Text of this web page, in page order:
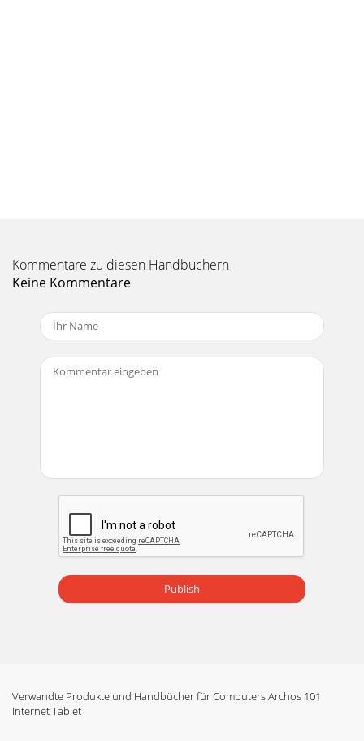
Kommentare zu diesen Handbüchern
Keine Kommentare
Publish
Verwandte Produkte und Handbücher für Computers Archos 101
Internet Tablet